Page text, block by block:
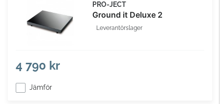
PRO-JECT
Ground it Deluxe 2
Leverantörslager
4 790 kr
Jämför